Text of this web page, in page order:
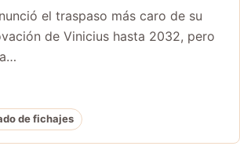
el traspaso más caro de su
de Vinicius hasta 2032, pero
de fichajes